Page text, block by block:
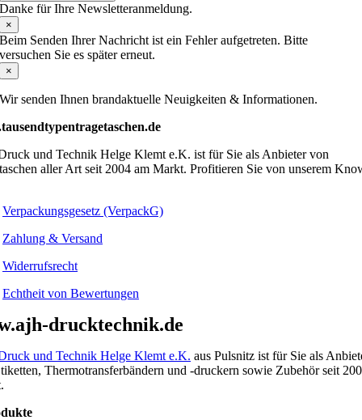
Danke für Ihre Newsletteranmeldung.
×
Beim Senden Ihrer Nachricht ist ein Fehler aufgetreten. Bitte
versuchen Sie es später erneut.
×
Wir senden Ihnen brandaktuelle Neuigkeiten & Informationen.
und Technik Helge Klemt e.K. ist für Sie als Anbieter von
aller Art seit 2004 am Markt. Profitieren Sie von unserem
Verpackungsgesetz (VerpackG)
Zahlung & Versand
Widerrufsrecht
Echtheit von Bewertungen
drucktechnik.de
und Technik Helge Klemt e.K. aus Pulsnitz ist für Sie als
Thermotransferbändern und -druckern sowie Zubehör seit